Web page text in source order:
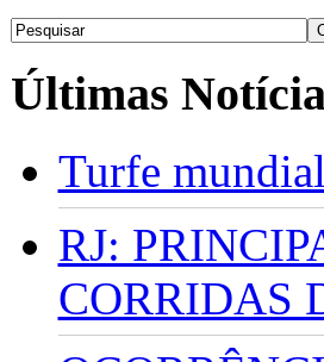
Últimas
Turfe
RJ:
CORRIDAS